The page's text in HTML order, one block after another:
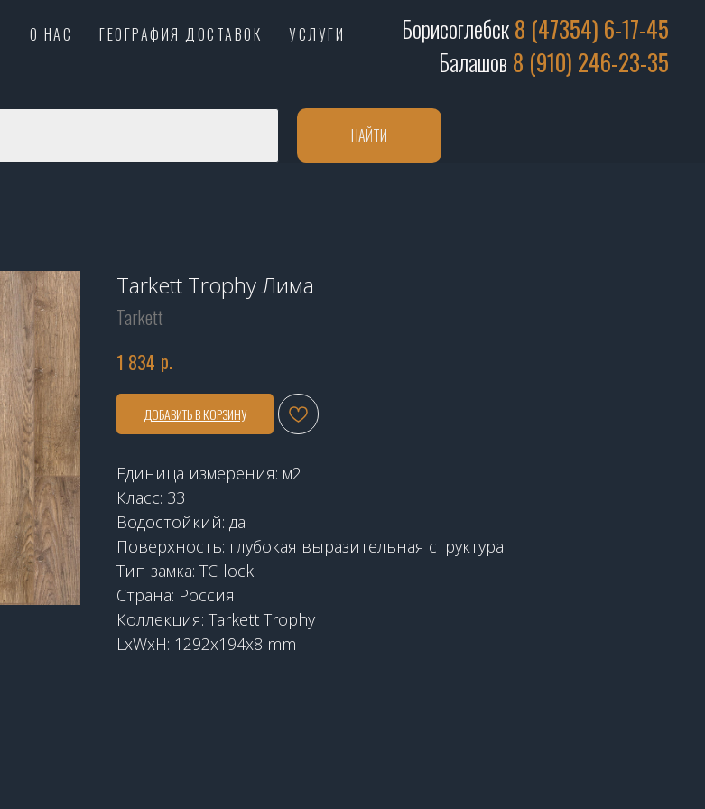
О НАС ГЕОГРАФИЯ ДОСТАВОК
УСЛУГИ
Борисоглебск8 (47354) 6-17-45
Балашов 8 (910) 246-23-35
НАЙТИ
Tarkett Trophy Лима
Tarkett
1 834 р.
ДОБАВИТЬ В КОРЗИНУ
Единица измерения: м2
Класс: 33
Водостойкий: да
Поверхность: глубокая выразительная структура
Тип замка: TC-lock
Страна: Россия
Коллекция: Tarkett Trophy
LxWxH: 1292x194x8 mm